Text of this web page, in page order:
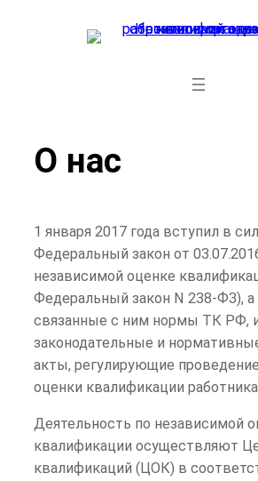
О нас
1 января 2017 года вступил в
Федеральный закон от
независимой оценке
Федеральный закон N 238-ФЗ),
связанные с ним нормы ТК РФ,
законодательные и
акты, регулирующие
оценки квалификации
Деятельность по независимой
квалификации осуществляют
квалификаций (ЦОК) в